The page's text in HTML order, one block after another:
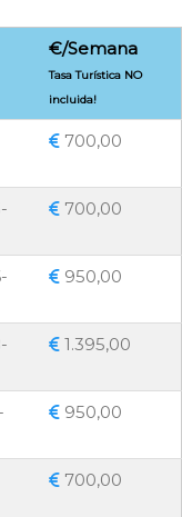
€/Semana
Tasa Turística NO
incluida!
700,00
700,00
950,00
1.395,00
950,00
700,00